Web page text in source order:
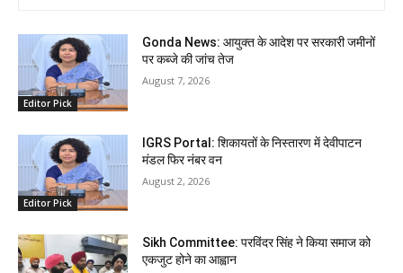
Editor Pick
Gonda News: आयुक्त के आदेश पर सरकारी जमीनों
पर कब्जे की जांच तेज
August 7, 2026
Editor Pick
IGRS Portal: शिकायतों के निस्तारण में देवीपाटन
मंडल फिर नंबर वन
August 2, 2026
Sikh Committee: परविंदर सिंह ने किया समाज को
एकजुट होने का आह्वान